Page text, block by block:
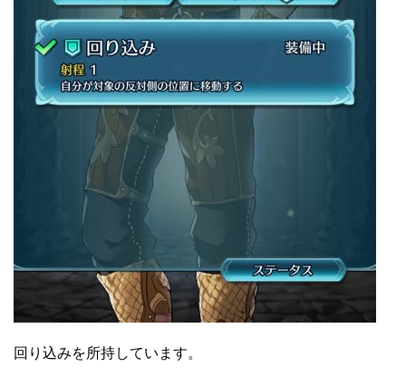
回り込みを所持しています。